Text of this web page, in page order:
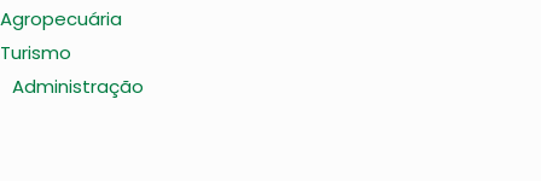
Agropecuária
Turismo
Administração